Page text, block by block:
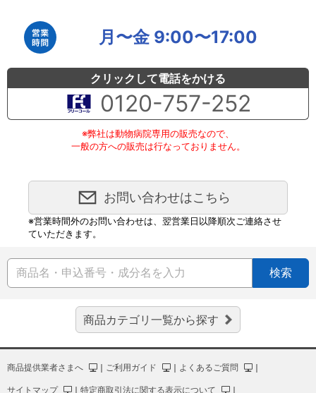
月〜金 9:00〜17:00
クリックして電話をかける
0120-757-252
※弊社は動物病院専用の販売なので、
一般の方への販売は行なっておりません。
お問い合わせはこちら
※営業時間外のお問い合わせは、翌営業日以降順次ご連絡させ
ていただきます。
検索
商品カテゴリ一覧から探す
商品提供業者さまへ ｜ ご利用ガイド ｜ よくあるご質問 ｜
サイトマップ ｜ 特定商取引法に関する表示について ｜